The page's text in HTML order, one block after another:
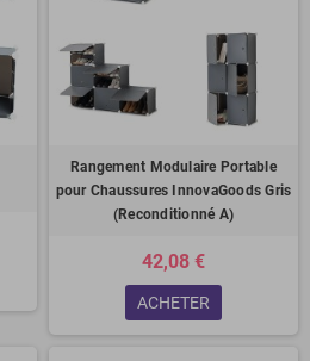
Rangement Modulaire Portable
pour Chaussures InnovaGoods Gris
(Reconditionné A)
42,08 €
ACHETER